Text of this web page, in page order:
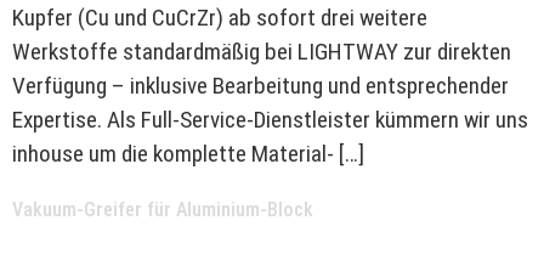
Kupfer (Cu und CuCrZr) ab sofort drei weitere
Werkstoffe standardmäßig bei LIGHTWAY zur direkten
Verfügung – inklusive Bearbeitung und entsprechender
Expertise. Als Full-Service-Dienstleister kümmern wir uns
inhouse um die komplette Material- […]
Vakuum-Greifer für Aluminium-Block